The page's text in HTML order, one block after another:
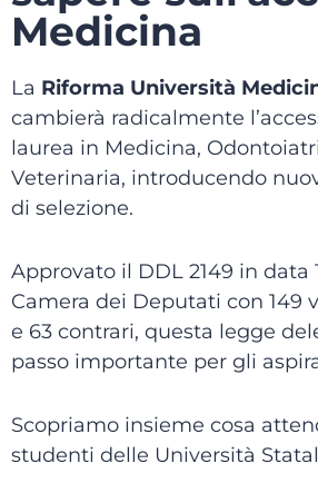
Medicina
La Riforma Università
cambierà radicalmente
laurea in Medicina,
Veterinaria, introducendo
di selezione.
Approvato il DDL 2149 in data
Camera dei Deputati con 149
e 63 contrari, questa legge
passo importante per gli
Scopriamo insieme cosa
studenti delle Università